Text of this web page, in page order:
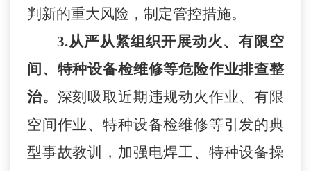
判新的重大风险，制定管控措施。
3.从严从紧组织开展动火、有限空
间、特种设备检维修等危险作业排查整
治。 深刻吸取近期违规动火作业、有限
空间作业、特种设备检维修等引发的典
型事故教训，加强电焊工、特种设备操